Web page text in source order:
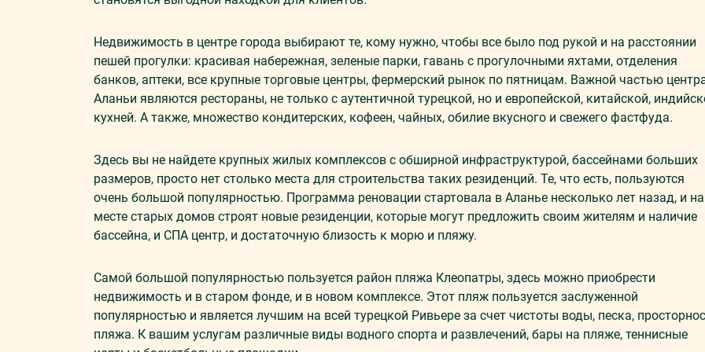
Недвижимость в центре города выбирают те, кому нужно, чтобы все было под рукой и на расстоянии
пешей прогулки: красивая набережная, зеленые парки, гавань с прогулочными яхтами, отделения
банков, аптеки, все крупные торговые центры, фермерский рынок по пятницам. Важной частью
Аланьи являются рестораны, не только с аутентичной турецкой, но и европейской, китайской,
кухней. А также, множество кондитерских, кофеен, чайных, обилие вкусного и свежего фастфуда.
Здесь вы не найдете крупных жилых комплексов с обширной инфраструктурой, бассейнами больших
размеров, просто нет столько места для строительства таких резиденций. Те, что есть, пользуются
очень большой популярностью. Программа реновации стартовала в Аланье несколько лет назад, и на
месте старых домов строят новые резиденции, которые могут предложить своим жителям и наличие
бассейна, и СПА центр, и достаточную близость к морю и пляжу.
Самой большой популярностью пользуется район пляжа Клеопатры, здесь можно приобрести
недвижимость и в старом фонде, и в новом комплексе. Этот пляж пользуется заслуженной
популярностью и является лучшим на всей турецкой Ривьере за счет чистоты воды, песка,
пляжа. К вашим услугам различные виды водного спорта и развлечений, бары на пляже, теннисные